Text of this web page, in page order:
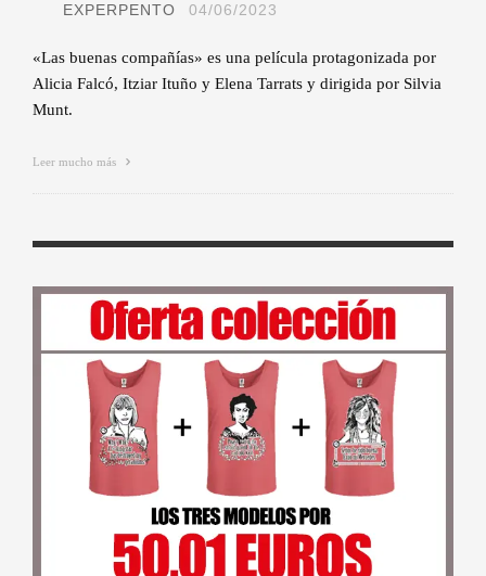
EXPERPENTO 04/06/2023
«Las buenas compañías» es una película protagonizada por
Alicia Falcó, Itziar Ituño y Elena Tarrats y dirigida por Silvia
Munt.
Leer mucho más